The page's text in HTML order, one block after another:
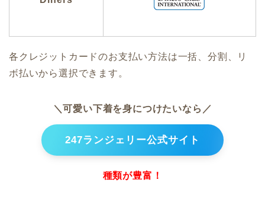
各クレジットカードのお支払い方法は一括、分割、リ
ボ払いから選択できます。
＼可愛い下着を身につけたいなら／
247ランジェリー公式サイト
種類が豊富！